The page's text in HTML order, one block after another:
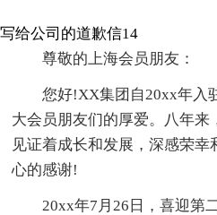
写给公司的道歉信14
尊敬的上海会员朋友：
您好!XX集团自20xx年入
大会员朋友们的厚爱。八年来
见证着成长和发展，深感荣
心的感谢!
20xx年7月26日，喜迎